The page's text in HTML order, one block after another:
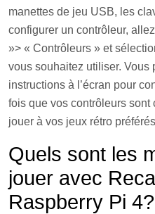
manettes de jeu USB, les
configurer un contrôleur,
»> « Contrôleurs » et
vous souhaitez utiliser. Vous
instructions à l’écran pour
fois que vos contrôleurs sont
jouer à vos jeux rétro
Quels sont les
jouer avec
Raspberry Pi 4?